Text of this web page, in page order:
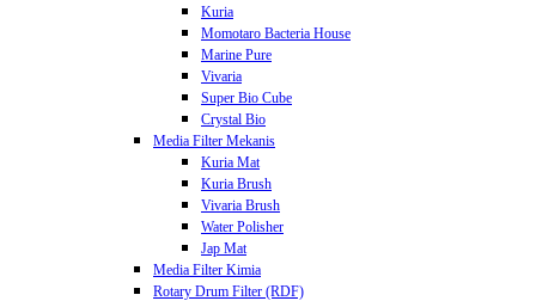
Kuria
Momotaro Bacteria House
Marine Pure
Vivaria
Super Bio Cube
Crystal Bio
Media Filter Mekanis
Kuria Mat
Kuria Brush
Vivaria Brush
Water Polisher
Jap Mat
Media Filter Kimia
Rotary Drum Filter (RDF)